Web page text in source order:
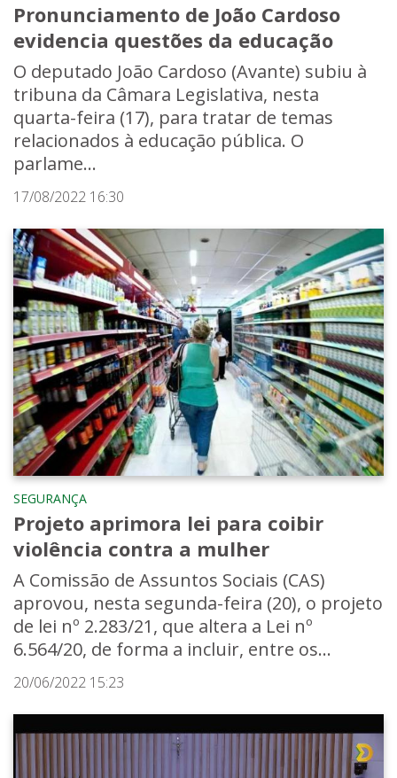
Pronunciamento de João Cardoso
evidencia questões da educação
O deputado João Cardoso (Avante) subiu à
tribuna da Câmara Legislativa, nesta
quarta-feira (17), para tratar de temas
relacionados à educação pública. O
parlame...
17/08/2022 16:30
SEGURANÇA
Projeto aprimora lei para coibir
violência contra a mulher
A Comissão de Assuntos Sociais (CAS)
aprovou, nesta segunda-feira (20), o projeto
de lei nº 2.283/21, que altera a Lei nº
6.564/20, de forma a incluir, entre os...
20/06/2022 15:23